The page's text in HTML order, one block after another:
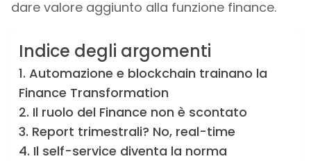
dare valore aggiunto alla funzione finance.
Indice degli argomenti
1. Automazione e blockchain trainano la
Finance Transformation
2. Il ruolo del Finance non è scontato
3. Report trimestrali? No, real-time
4. Il self-service diventa la norma